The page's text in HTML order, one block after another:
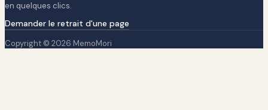
en quelques clics.
Demander le retrait d'une page
Copyright © 2026 MemoMori